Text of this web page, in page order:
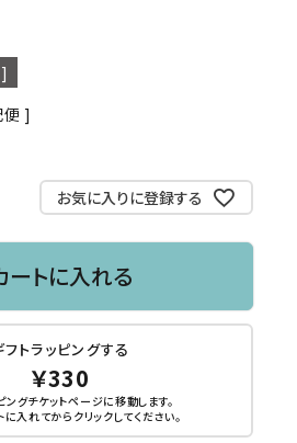
お気に入りに登録する
ートに入れる
フトラッピングする
￥330
ングチケットページに移動します。
に入れてから クリックしてください。